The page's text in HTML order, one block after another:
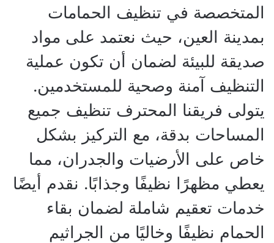
المتخصصة في تنظيف الحمامات
بمدينة العين، حيث نعتمد على مواد
صديقة للبيئة لضمان أن تكون عملية
التنظيف آمنة وصحية للمستخدمين.
يتولى فريقنا المحترف تنظيف جميع
المساحات بدقة، مع التركيز بشكل
خاص على الأرضيات والجدران، مما
يعطي مظهرًا نظيفًا وجذابًا. نقدم أيضًا
خدمات تعقيم شاملة لضمان بقاء
الحمام نظيفًا وخاليًا من الجراثيم